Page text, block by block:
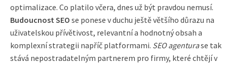
optimalizace. Co platilo včera, dnes už být pravdou nemusí.
Budoucnost SEO se ponese v duchu ještě většího důrazu na
uživatelskou přívětivost, relevantní a hodnotný obsah a
komplexní strategii napříč platformami. SEO agenturase tak
stává nepostradatelným partnerem pro firmy, které chtějí v